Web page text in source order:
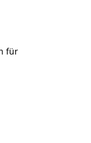
für